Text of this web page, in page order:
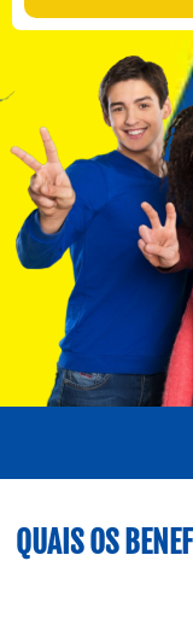
QUAIS OS